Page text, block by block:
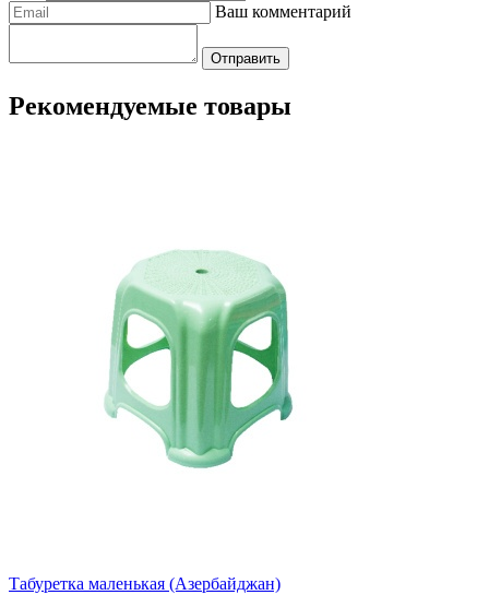
Ваш комментарий
Отправить
Рекомендуемые товары
Табуретка маленькая (Азербайджан)